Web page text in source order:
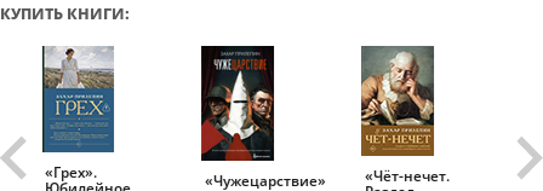
КУПИТЬ КНИГИ:
«Грех». «Чужецарствие» «Чёт-нечет.